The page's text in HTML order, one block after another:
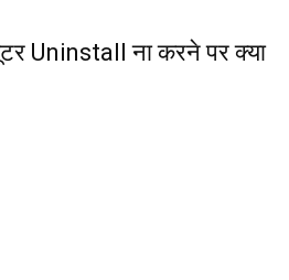
Uninstall ना करने पर क्या